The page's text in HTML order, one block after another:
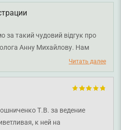
консультации». Уверена, что
защитой, а наш отец
❤️
за такий чудовий відгук про
Анну Михайлову. Нам
до клініки залишив у вас
Бажаємо вам міцного
Читать далее
Т.В. за ведение
к ней на